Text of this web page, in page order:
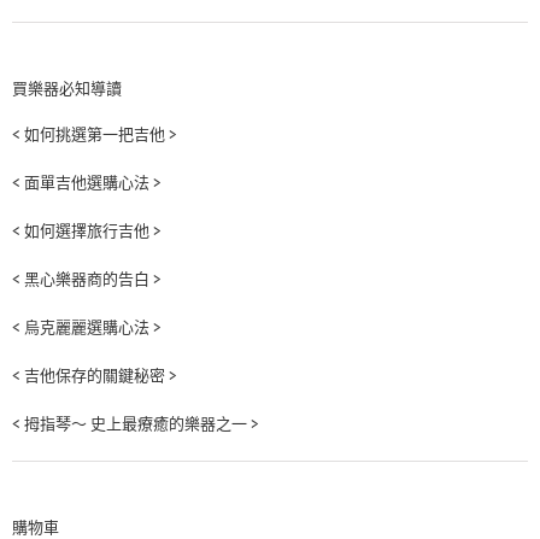
買樂器必知導讀
< 如何挑選第一把吉他 >
< 面單吉他選購心法 >
< 如何選擇旅行吉他 >
< 黑心樂器商的告白 >
< 烏克麗麗選購心法 >
< 吉他保存的關鍵秘密 >
< 拇指琴～ 史上最療癒的樂器之一 >
購物車